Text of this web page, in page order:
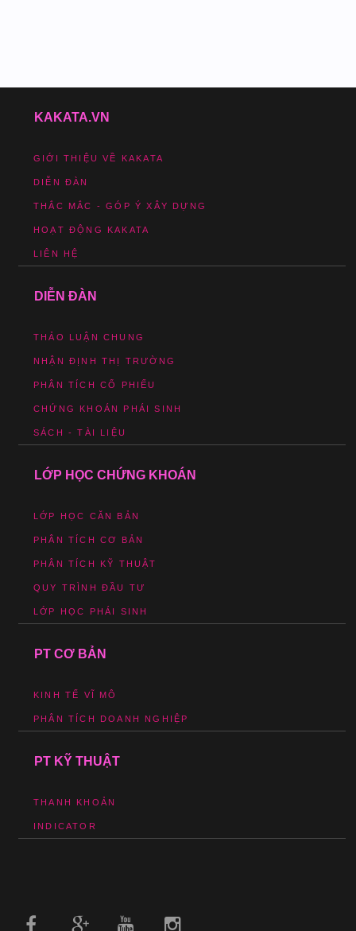
KAKATA.VN
GIỚI THIỆU VỀ KAKATA
DIỄN ĐÀN
THẮC MẮC - GÓP Ý XÂY DỰNG
HOẠT ĐỘNG KAKATA
LIÊN HỆ
DIỄN ĐÀN
THẢO LUẬN CHUNG
NHẬN ĐỊNH THỊ TRƯỜNG
PHÂN TÍCH CỔ PHIẾU
CHỨNG KHOÁN PHÁI SINH
SÁCH - TÀI LIỆU
LỚP HỌC CHỨNG KHOÁN
LỚP HỌC CĂN BẢN
PHÂN TÍCH CƠ BẢN
PHÂN TÍCH KỸ THUẬT
QUY TRÌNH ĐẦU TƯ
LỚP HỌC PHÁI SINH
PT CƠ BẢN
KINH TẾ VĨ MÔ
PHÂN TÍCH DOANH NGHIỆP
PT KỸ THUẬT
THANH KHOẢN
INDICATOR